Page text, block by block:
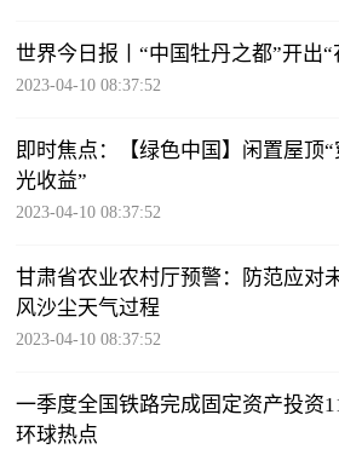
世界今日报丨“中国牡丹之都”开出
2023-04-10 08:37:52
即时焦点：【绿色中国】闲置屋顶
光收益”
2023-04-10 08:37:52
甘肃省农业农村厅预警：防范应对
风沙尘天气过程
2023-04-10 08:37:52
一季度全国铁路完成固定资产投资
环球热点